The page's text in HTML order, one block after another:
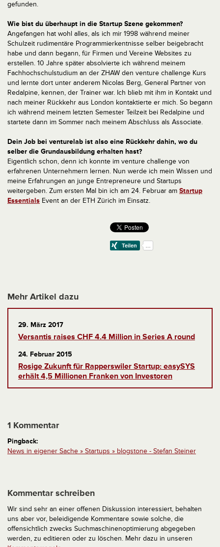
gefunden.
Wie bist du überhaupt in die Startup Szene gekommen?
Angefangen hat wohl alles, als ich mir 1998 während meiner
Schulzeit rudimentäre Programmierkentnisse selber beigebracht
habe und dann begann, für Firmen und Vereine Websites zu
erstellen. 10 Jahre später absolvierte ich während meinem
Fachhochschulstudium an der ZHAW den venture challenge Kurs
und lernte dort unter anderem Nicolas Berg, General Partner von
Redalpine, kennen, der Trainer war. Ich blieb mit ihm in Kontakt und
nach meiner Rückkehr aus London kontaktierte er mich. So begann
ich während meinem letzten Semester Teilzeit bei Redalpine und
startete dann im Sommer nach meinem Abschluss als Associate.
Dein Job bei venturelab ist also eine Rückkehr dahin, wo du
selber die Grundausbildung erhalten hast?
Eigentlich schon, denn ich konnte im venture challenge von
erfahrenen Unternehmern lernen. Nun werde ich mein Wissen und
meine Erfahrungen an junge Entrepreneure und Startups
weitergeben. Zum ersten Mal bin ich am 24. Februar am Startup
Essentials Event an der ETH Zürich im Einsatz.
Mehr Artikel dazu
29. März 2017
Versantis raises CHF 4.4 Million in Series A round
24. Februar 2015
Rosige Zukunft für Rapperswiler Startup: easySYS
erhält 4,5 Millionen Franken von Investoren
1 Kommentar
Pingback:
News in eigener Sache » Startups » blogstone - Stefan Steiner
Kommentar schreiben
Wir sind sehr an einer offenen Diskussion interessiert, behalten
uns aber vor, beleidigende Kommentare sowie solche, die
offensichtlich zwecks Suchmaschinenoptimierung abgegeben
werden, zu editieren oder zu löschen. Mehr dazu in unseren